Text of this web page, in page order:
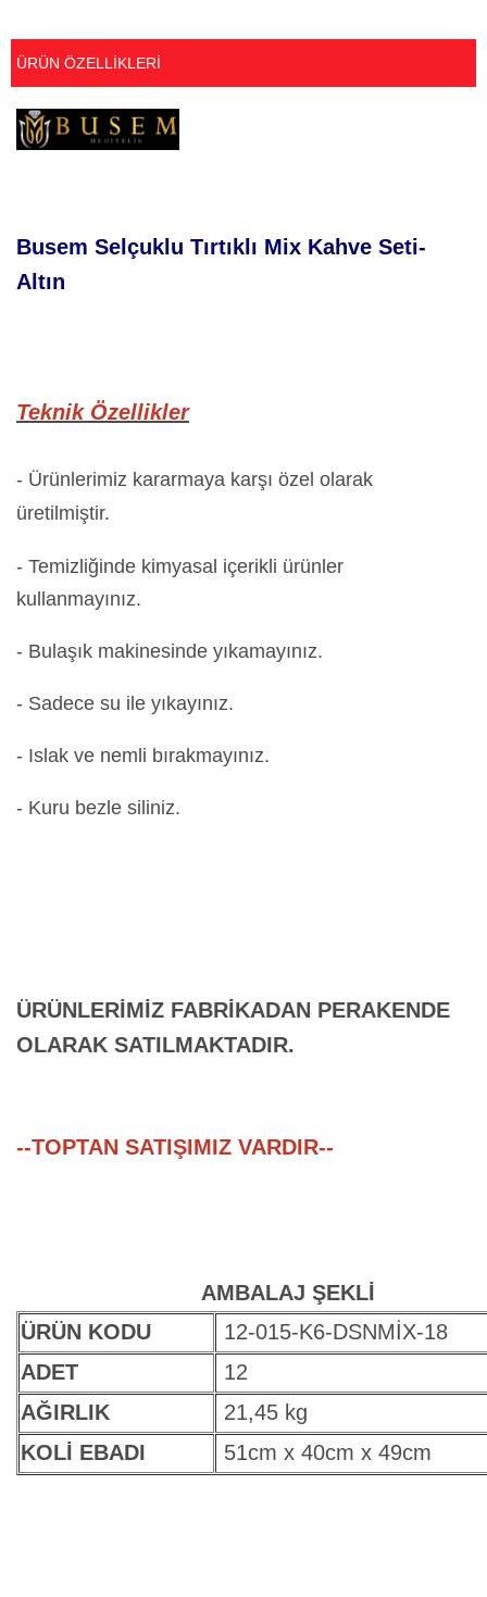
ÜRÜN ÖZELLIKLERI
Busem Selçuklu Tırtıklı Mix Kahve Seti-
Altın
Teknik Özellikler
- Ürünlerimiz kararmaya karşı özel olarak
üretilmiştir.
- Temizliğinde kimyasal içerikli ürünler
kullanmayınız.
- Bulaşık makinesinde yıkamayınız.
- Sadece su ile yıkayınız.
- Islak ve nemli bırakmayınız.
- Kuru bezle siliniz.
ÜRÜNLERİMİZ FABRİKADAN PERAKENDE
OLARAK SATILMAKTADIR.
--TOPTAN SATIŞIMIZ VARDIR--
AMBALAJ ŞEKLİ
ÜRÜN KODU
12-015-K6-DSNMİX-18
ADET
12
AĞIRLIK
21,45 kg
KOLİ EBADI
51cm x 40cm x 49cm